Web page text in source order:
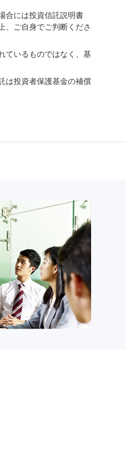
合には投資信託説明書
、ご自身でご判断くださ
ているものではなく、基
は投資者保護基金の補償